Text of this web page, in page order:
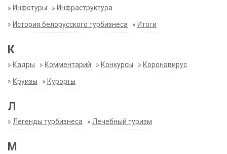
» Инфотуры » Инфраструктура
» История белорусского турбизнеса » Итоги
К
» Кадры » Комментарий » Конкурсы » Коронавирус
» Круизы » Курорты
Л
» Легенды турбизнеса » Лечебный туризм
М